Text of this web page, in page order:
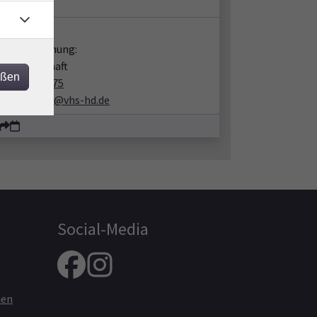
zur Buchung:
Gesellschaft
9119-75
gesellschaft@vhs-hd.de
Social-Media